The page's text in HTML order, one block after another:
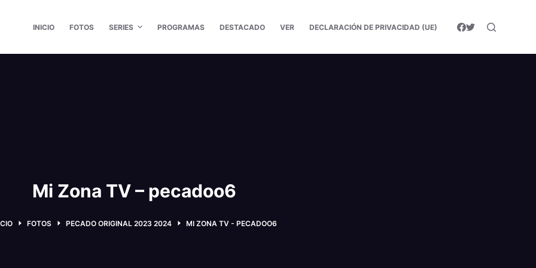
INICIO FOTOS SERIES PROGRAMAS DESTACADO VER DECLARACIÓN DE PRIVACIDAD (UE)
Mi Zona TV – pecadoo6
FOTOS PECADO ORIGINAL 2023 2024 MI ZONA TV - PECADOO6